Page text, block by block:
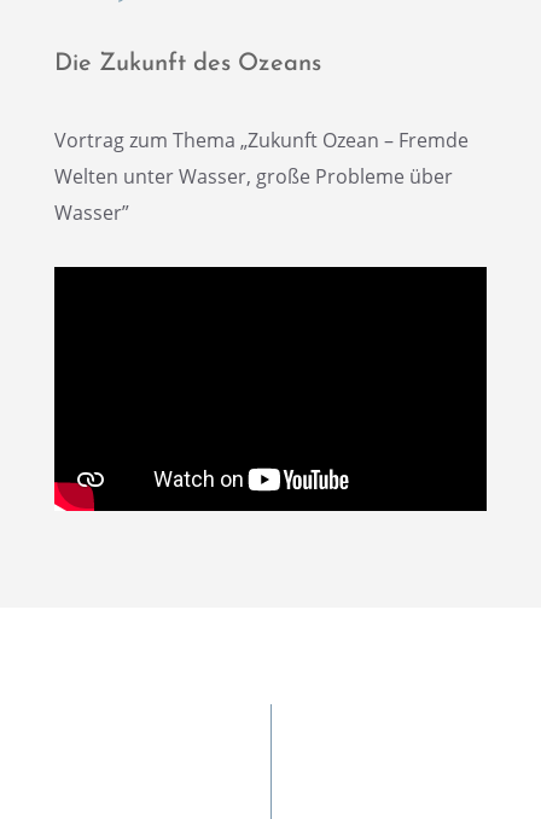
Die Zukunft des Ozeans
Vortrag zum Thema „Zukunft Ozean – Fremde
Welten unter Wasser, große Probleme über
Wasser”